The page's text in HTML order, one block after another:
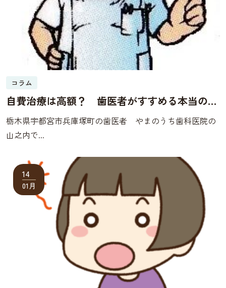
コラム
自費治療は高額？ 歯医者がすすめる本当の理
由とは
栃木県宇都宮市兵庫塚町の歯医者 やまのうち歯科医院の
山之内で...
14
01月